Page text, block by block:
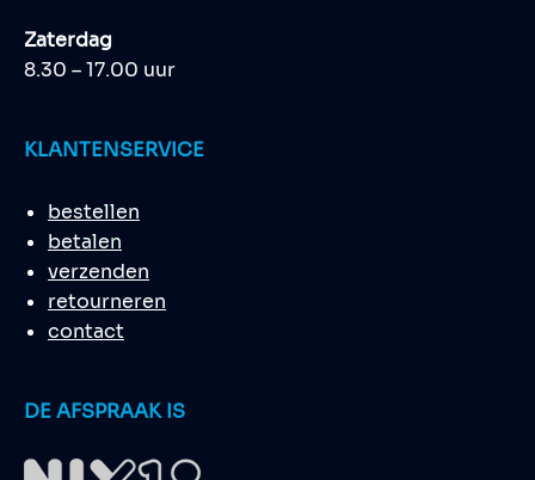
Zaterdag
8.30 – 17.00 uur
KLANTENSERVICE
bestellen
betalen
verzenden
retourneren
contact
DE AFSPRAAK IS